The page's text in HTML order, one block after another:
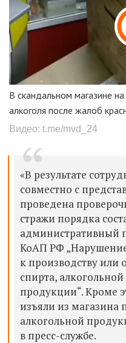
В скандальном магазине
алкоголя после жалоб
Видео: t.me/mvd_24
«В результате
совместно с
проведена
стражи порядка
административный
КоАП РФ
к производству или
спирта,
продукции“. Кроме
изъяли из магазина
алкогольной
в пресс-службе.